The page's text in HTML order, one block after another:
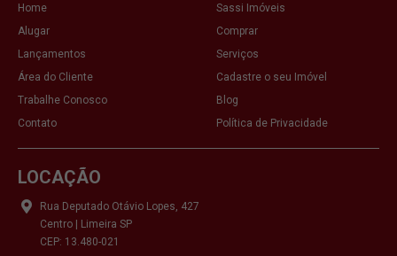
Home
Sassi Imóveis
Alugar
Comprar
Lançamentos
Serviços
Área do Cliente
Cadastre o seu Imóvel
Trabalhe Conosco
Blog
Contato
Política de Privacidade
LOCAÇÃO
Rua Deputado Otávio Lopes, 427
Centro | Limeira SP
CEP: 13.480-021